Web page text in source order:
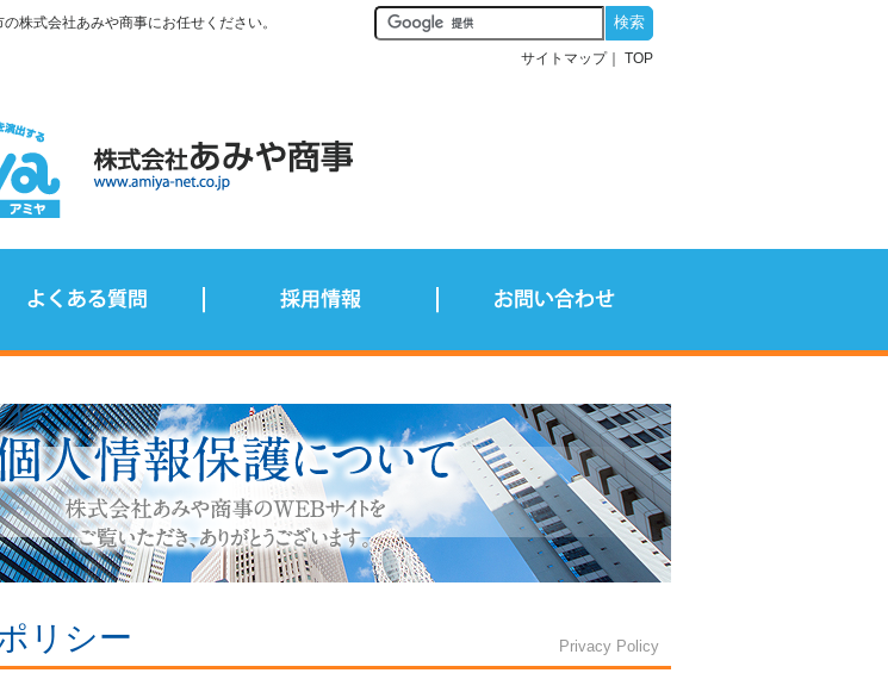
株式会社あみや商事にお任せください。
サイトマップ TOP
リシー Privacy Policy